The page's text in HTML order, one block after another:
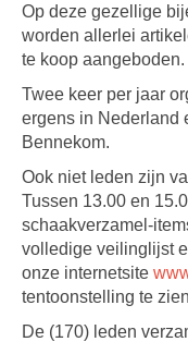
Op deze gezellige
worden allerlei
te koop aangeboden.
Twee keer per jaar
ergens in Nederland
Bennekom.
Ook niet leden zijn
Tussen 13.00 en
schaakverzamel-
volledige veilinglijst
onze internetsite
tentoonstelling te
De (170) leden